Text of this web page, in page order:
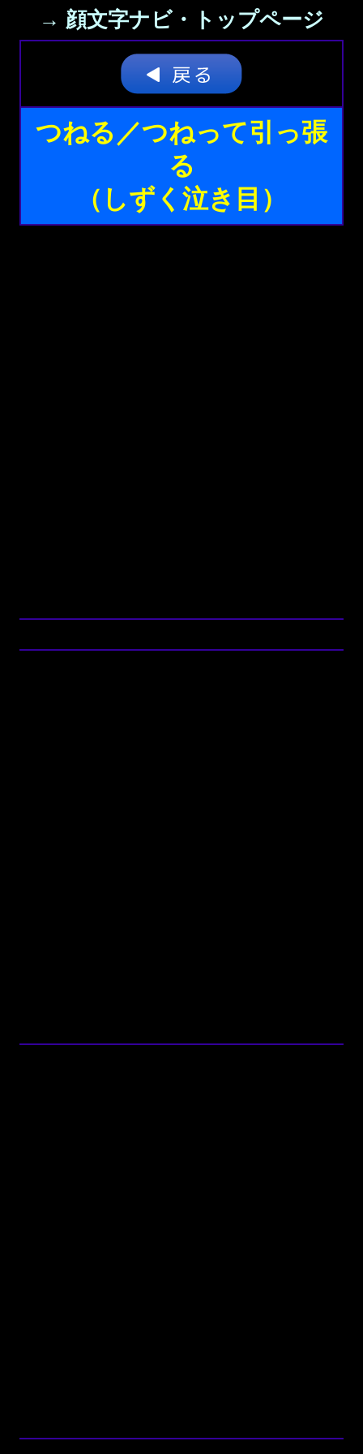
→ 顔文字ナビ・トップページ
つねる／つねって引っ張
る
（しずく泣き目）